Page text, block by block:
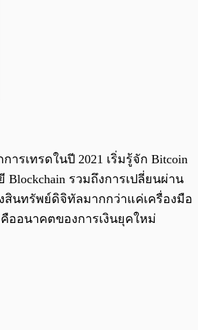
ารเทรดในปี 2021 เริ่มรู้จัก Bitcoin
Blockchain รวมถึงการเปลี่ยนผ่าน
สินทรัพย์ดิจิทัลมากกว่าแค่เครื่องมือ
ออนาคตของการเงินยุคใหม่